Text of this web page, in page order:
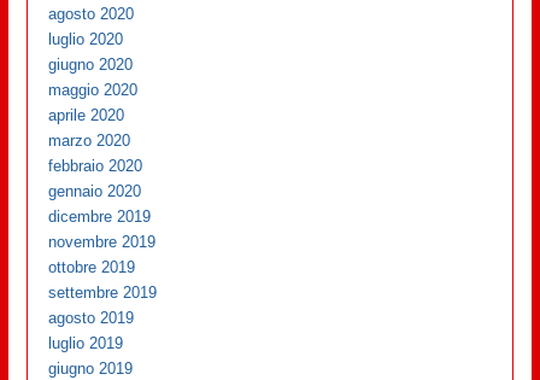
agosto 2020
luglio 2020
giugno 2020
maggio 2020
aprile 2020
marzo 2020
febbraio 2020
gennaio 2020
dicembre 2019
novembre 2019
ottobre 2019
settembre 2019
agosto 2019
luglio 2019
giugno 2019